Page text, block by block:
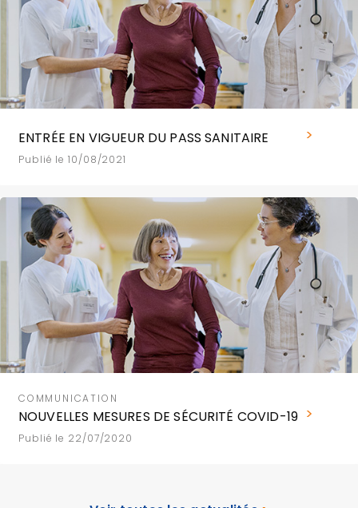
ENTRÉE EN VIGUEUR DU PASS SANITAIRE
Publié le 10/08/2021
COMMUNICATION
NOUVELLES MESURES DE SÉCURITÉ COVID-19
Publié le 22/07/2020